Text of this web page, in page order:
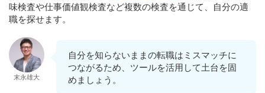
味検査や仕事価値観検査など複数の検査を通じて、自分の適
職を探せます。
末永雄大
自分を知らないままの転職はミスマッチに
つながるため、ツールを活用して土台を固
めましょう。